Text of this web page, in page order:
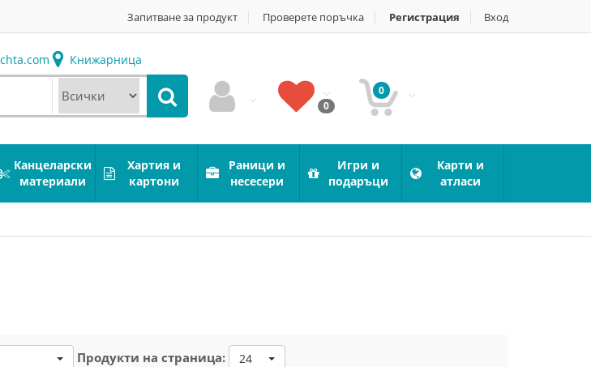
Запитване за продукт Проверете поръчка Регистрация Вход
Книжарница
0
0
Канцеларски
материали
Хартия и
картони
Раници и
несесери
Игри и
подаръци
Карти и
атласи
Продукти на страница: 24